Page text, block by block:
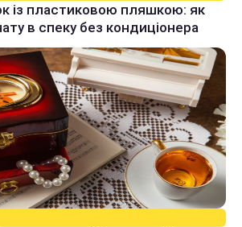
із пластиковою пляшкою: як
в спеку без кондиціонера